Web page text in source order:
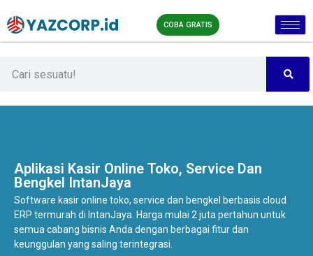
COBA GRATIS
Aplikasi Kasir Online Toko, Service Dan
Bengkel IntanJaya
Software kasir online toko, service dan bengkel berbasis cloud
ERP termurah di IntanJaya. Harga mulai 2 juta pertahun untuk
semua cabang bisnis Anda dengan berbagai fitur dan
keunggulan yang saling terintegrasi.